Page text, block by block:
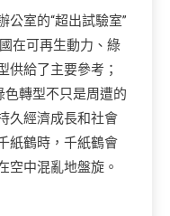
公室的“超出試驗室”
在可再生動力、綠
供給了主要參考；
色轉型不只是周遭的
久經濟成長和社會
紙鶴時，千紙鶴會
空中混亂地盤旋。